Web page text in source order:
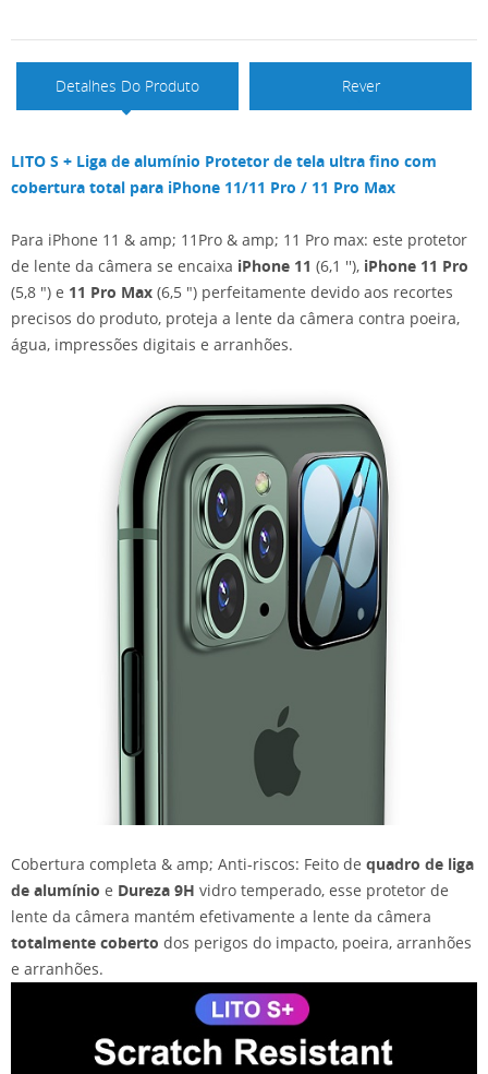
Detalhes Do Produto Rever
LITO S + Liga de alumínio Protetor de tela ultra fino com
cobertura total para iPhone 11/11 Pro / 11 Pro Max
Para iPhone 11 & amp; 11Pro & amp; 11 Pro max: este protetor
de lente da câmera se encaixa iPhone 11 (6,1 ''), iPhone 11 Pro
(5,8 ") e 11 Pro Max (6,5 ") perfeitamente devido aos recortes
precisos do produto, proteja a lente da câmera contra poeira,
água, impressões digitais e arranhões.
Cobertura completa & amp; Anti-riscos: Feito de quadro de liga
de alumínio e Dureza 9H vidro temperado, esse protetor de
lente da câmera mantém efetivamente a lente da câmera
totalmente coberto dos perigos do impacto, poeira, arranhões
e arranhões.